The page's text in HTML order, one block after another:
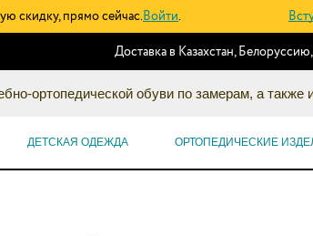
скидку, прямо сейчас.Войти.
Доставка в Казахстан,
ортопедической обуви по замерам, а
ДЕТСКАЯ ОДЕЖДА ОРТОПЕДИЧЕСКИЕ